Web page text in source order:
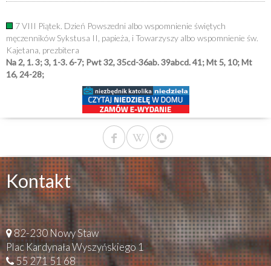
7 VIII Piątek. Dzień Powszedni albo wspomnienie świętych
męczenników Sykstusa II, papieża, i Towarzyszy albo wspomnienie św.
Kajetana, prezbitera
Na 2, 1. 3; 3, 1-3. 6-7; Pwt 32, 35cd-36ab. 39abcd. 41; Mt 5, 10; Mt
16, 24-28;
Kontakt
82-230 Nowy Staw
Plac Kardynała Wyszyńskiego 1
55 271 51 68